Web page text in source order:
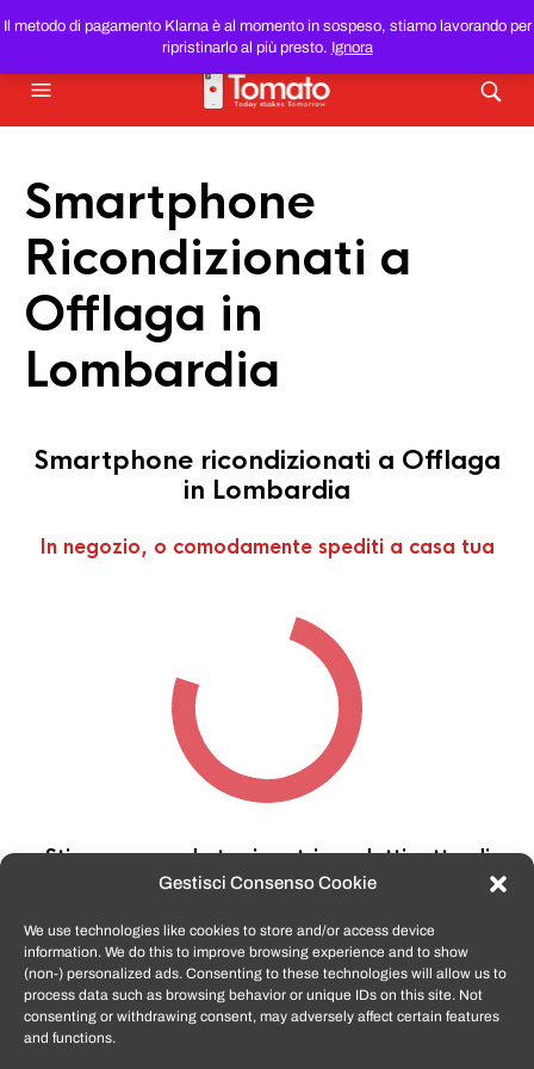
Gestisci Consenso Cookie
We use technologies like cookies to store and/or access device
information. We do this to improve browsing experience and to show
(non-) personalized ads. Consenting to these technologies will allow us to
process data such as browsing behavior or unique IDs on this site. Not
consenting or withdrawing consent, may adversely affect certain features
and functions.
Il metodo di pagamento Klarna è al momento in sospeso, stiamo lavorando per
ripristinarlo al più presto. Ignora
SMARTPHONE E TABLET RICONDIZIONATIAL MIGLIOR
PREZZO DEL WEB!
Smartphone
Ricondizionati a
Offlaga in
Lombardia
Smartphone ricondizionati a Offlaga
in Lombardia
In negozio, o comodamente spediti a casa tua
Stiamo cercando tra i nostri prodotti, attendi
qualche secondo…
TomatoSmartphone.itè lo shop n.1 in italia per
smartphone ricondizionati garantiti e certificati
di tutte le marche,APPLE, SAMSUNG, HUAWEI,
ONEPLUS, XIAOMI e tanto altro